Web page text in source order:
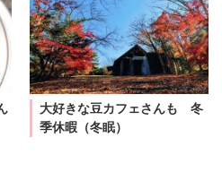
大好きな豆カフェさんも 冬
季休暇（冬眠）